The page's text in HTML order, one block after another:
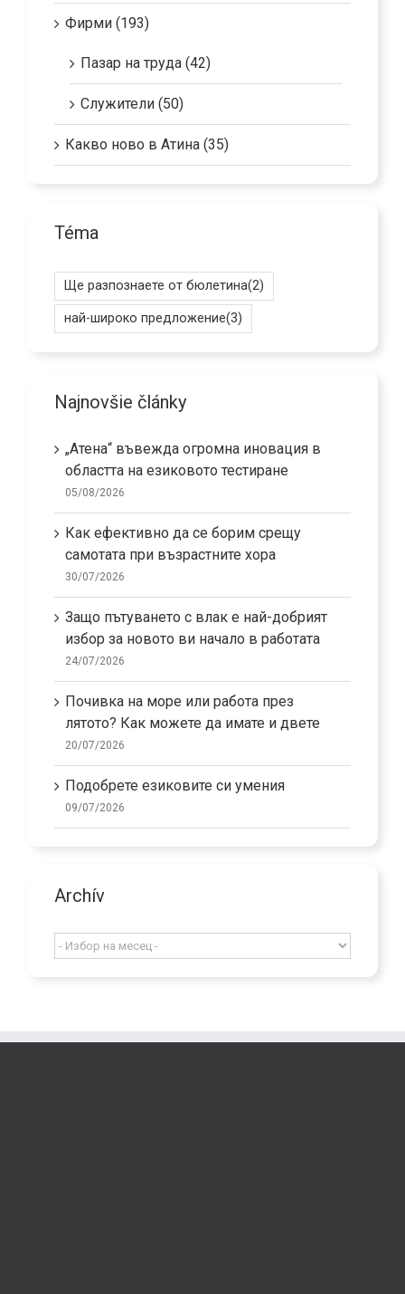
Фирми (193)
Пазар на труда (42)
Служители (50)
Какво ново в Атина (35)
Téma
Ще разпознаете от бюлетина(2)
най-широко предложение(3)
Najnovšie články
„Атена“ въвежда огромна иновация в
областта на езиковото тестиране
05/08/2026
Как ефективно да се борим срещу
самотата при възрастните хора
30/07/2026
Защо пътуването с влак е най-добрият
избор за новото ви начало в работата
24/07/2026
Почивка на море или работа през
лятото? Как можете да имате и двете
20/07/2026
Подобрете езиковите си умения
09/07/2026
Archív
Archív